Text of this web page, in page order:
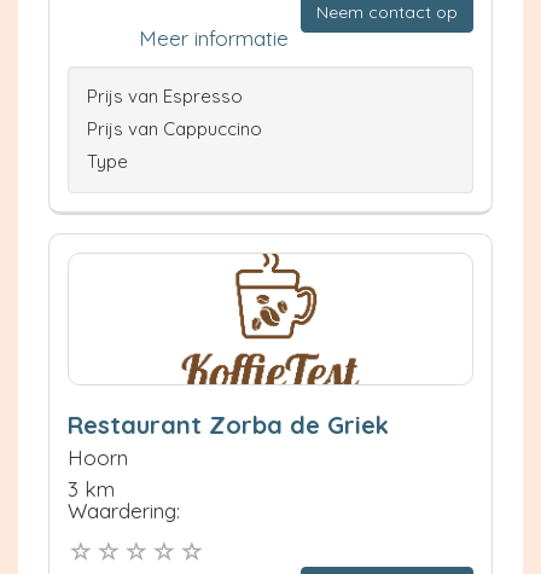
Neem contact op
Meer informatie
Prijs van Espresso
Prijs van Cappuccino
Type
Restaurant Zorba de Griek
Hoorn
3 km
Waardering: